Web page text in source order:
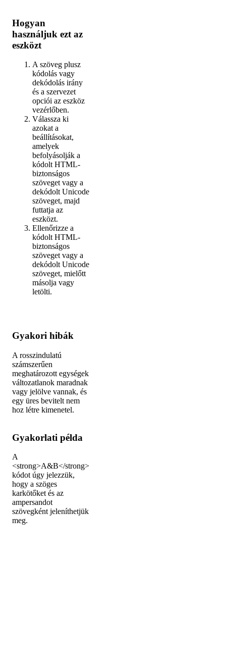
Hogyan
használjuk ezt az
eszközt
A szöveg plusz
kódolás vagy
dekódolás irány
és a szervezet
opciói az eszköz
vezérlőben.
Válassza ki
azokat a
beállításokat,
amelyek
befolyásolják a
kódolt HTML-
biztonságos
szöveget vagy a
dekódolt Unicode
szöveget, majd
futtatja az
eszközt.
Ellenőrizze a
kódolt HTML-
biztonságos
szöveget vagy a
dekódolt Unicode
szöveget, mielőtt
másolja vagy
letölti.
Gyakori hibák
A rosszindulatú
számszerűen
meghatározott egységek
változatlanok maradnak
vagy jelölve vannak, és
egy üres bevitelt nem
hoz létre kimenetel.
Gyakorlati példa
A
<strong>A&B</strong>
kódot úgy jelezzük,
hogy a szöges
karkötőket és az
ampersandot
szövegként jeleníthetjük
meg.